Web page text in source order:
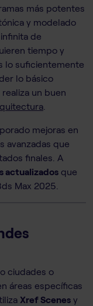
más potentes
y modelado
de
tiempo y
lo suficientemente
lo básico
un buen
mejoras en
avanzadas que
finales. A
actualizados que
Max 2025.
ciudades o
áreas específicas
Xref Scenes y